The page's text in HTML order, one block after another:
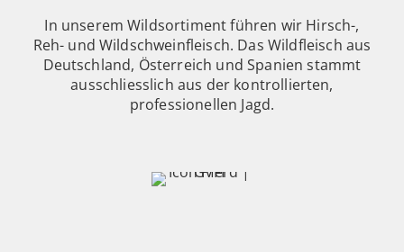
In unserem Wildsortiment führen wir Hirsch-,
Reh- und Wildschweinfleisch. Das Wildfleisch aus
Deutschland, Österreich und Spanien stammt
ausschliesslich aus der kontrollierten,
professionellen Jagd.